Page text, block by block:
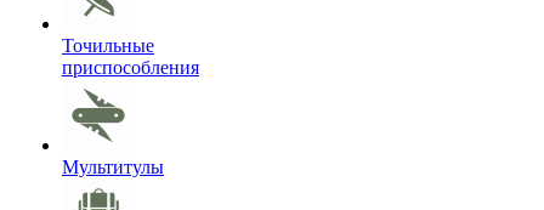
Точильные
приспособления
Мультитулы